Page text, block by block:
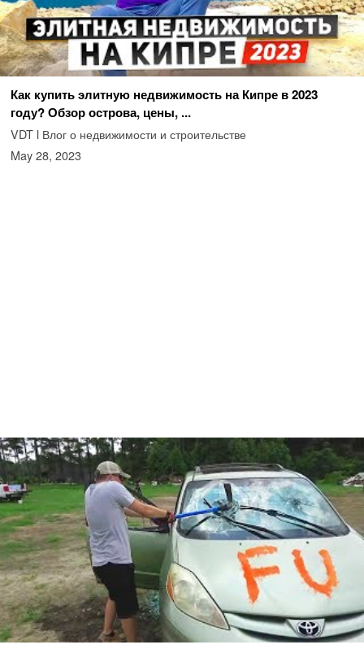
Как купить элитную недвижимость на Кипре в 2023
году? Обзор острова, цены, ...
VDT l Влог о недвижимости и строительстве
May 28, 2023